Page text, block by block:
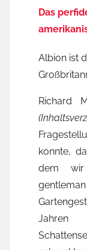
Das
Albion ist
Richard
konnte,
dem